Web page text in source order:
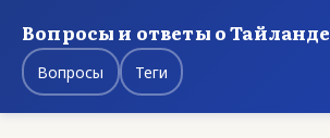
Вопросы и ответы о Тайланде
Вопросы Теги